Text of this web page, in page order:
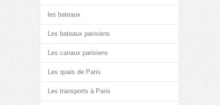
les bateaux
Les bateaux parisiens
Les canaux parisiens
Les quais de Paris
Les transports à Paris